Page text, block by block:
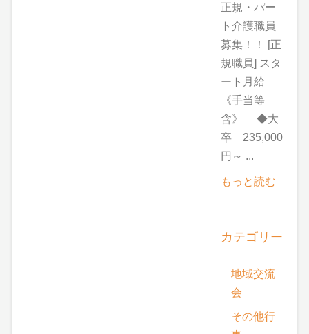
正規・パー
ト介護職員
募集！！ [正
規職員] スタ
ート月給
《手当等
含》 ◆大
卒 235,000
円～ ...
もっと読む
カテゴリー
地域交流
会
その他行